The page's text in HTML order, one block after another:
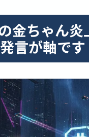
金ちゃん炎
言が軸です